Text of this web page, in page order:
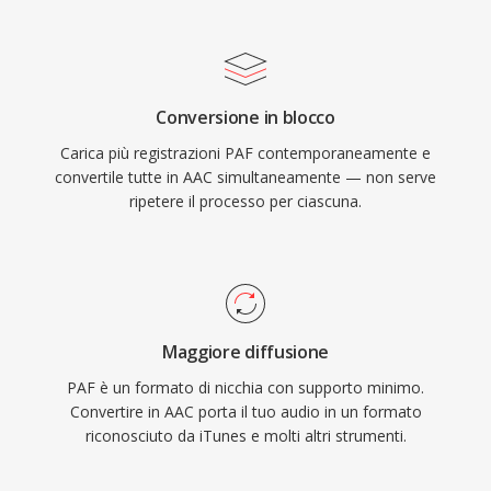
dalle chiamate vocali al suono surround. Terzo,
produttori assicura che praticamente ogni
dispositivo, browser e lettore multimediale
moderno gestisca i contenuti AAC nativamente
senza plugin aggiuntivi.
Conversione in blocco
Carica più registrazioni PAF contemporaneamente e
convertile tutte in AAC simultaneamente — non serve
ripetere il processo per ciascuna.
Maggiore diffusione
PAF è un formato di nicchia con supporto minimo.
Convertire in AAC porta il tuo audio in un formato
riconosciuto da iTunes e molti altri strumenti.